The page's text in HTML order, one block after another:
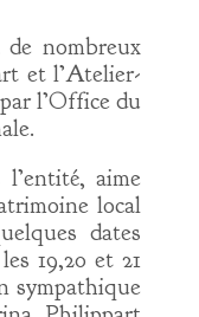
nombreux
et l’Atelier-
l’Office du
aime
local
dates
19,20 et 21
sympathique